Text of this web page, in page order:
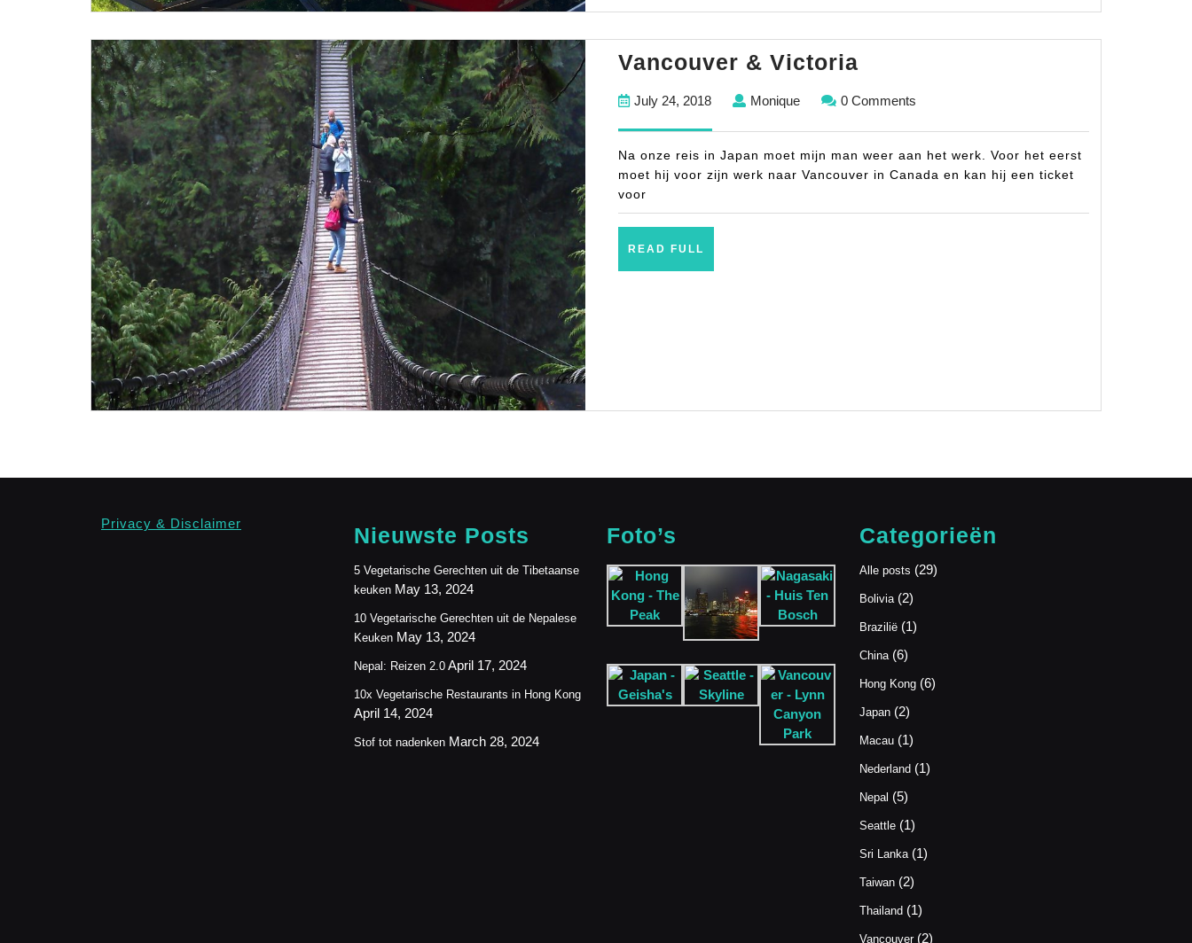
Vancouver & Victoria
Victoria
July 24, 2018July
MoniqueMonique0 Comments
Na onze reis in Japan moet mijn man weer aan het werk. Voor het eerst
moet hij voor zijn werk naar Vancouver in Canada en kan hij een ticket
voor
READ FULL
Privacy & Disclaimer Nieuwste Posts
5 Vegetarische Gerechten uit de Tibetaanse
keuken May 13, 2024
10 Vegetarische Gerechten uit de Nepalese
Keuken May 13, 2024
Nepal: Reizen 2.0 April 17, 2024
10x Vegetarische Restaurants in Hong Kong
April 14, 2024
Stof tot nadenken March 28, 2024
Foto’s Categorieën
Alle posts (29)
Bolivia (2)
Brazilië (1)
China (6)
Hong Kong (6)
Japan (2)
Macau (1)
Nederland (1)
Nepal (5)
Seattle (1)
Sri Lanka (1)
Taiwan (2)
Thailand (1)
Vancouver(2)